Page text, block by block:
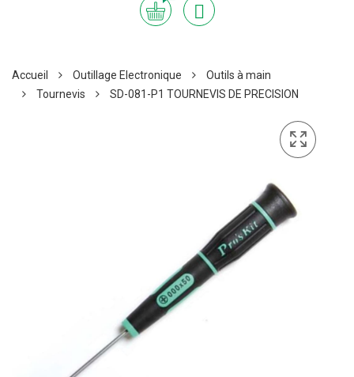
Accueil Outillage Electronique
Outils à main
Tournevis
SD-081-P1 TOURNEVIS DE PRECISION